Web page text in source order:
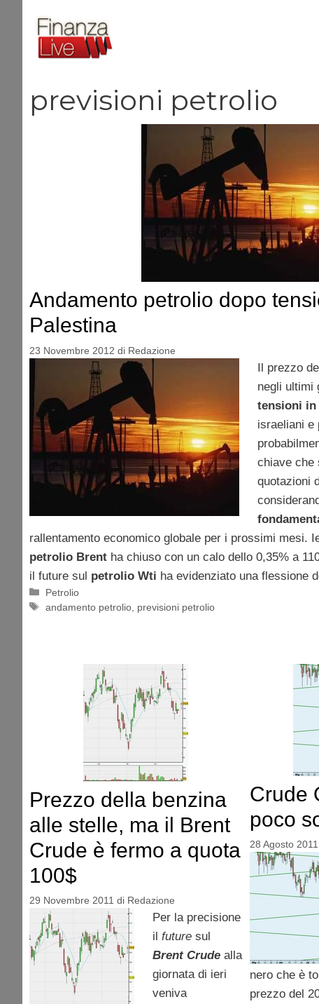
contenuto
previsioni petrolio
Andamento petrolio dopo
Palestina
23 Novembre 2012 di Redazione
Il prezzo
negli ultimi
tensioni in
israeliani e
chiave che
quotazioni
rallentamento economico globale per i prossimi mesi.
petrolio Brent ha chiuso con un calo dello 0,35% a
il future sul petrolio Wti ha evidenziato una flessione
Categorie
Petrolio
Tag
andamento petrolio previsioni petrolio
Prezzo della benzina
alle stelle, ma il Brent
Crude è fermo a quota
100$
29 Novembre 2011 di Redazione
Per la precisione
il futuresul
Brent Crudealla
giornata di ieri
veniva
Crude
poco
28 Agosto 2011
nero che è
prezzo del